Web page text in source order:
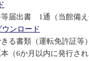
等届出書 1通（当館備
ンロード
る書類（運転免許証等）
（6か月以内に発行され